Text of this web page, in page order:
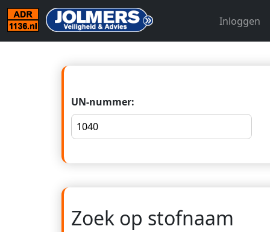
Inloggen
UN-nummer:
Zoek op stofnaam